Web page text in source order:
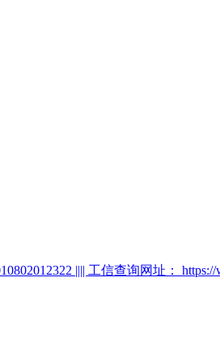
|||| 工信查询网址： https://